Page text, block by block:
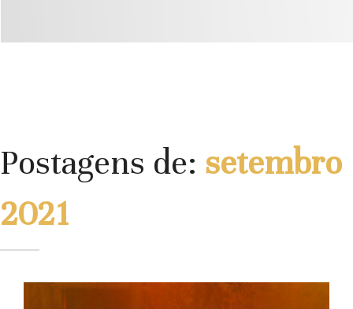
Postagens de: setembro
2021